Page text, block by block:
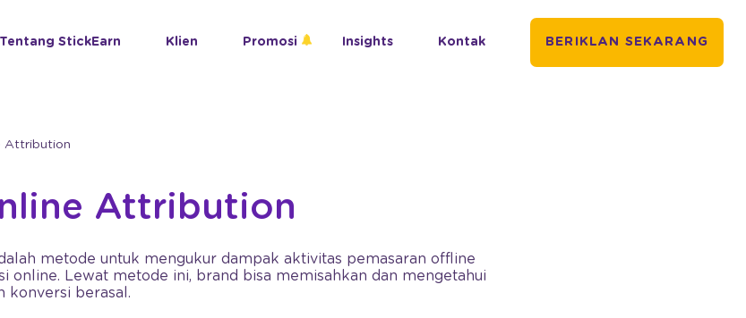
Tentang StickEarn Klien Promosi Insights Kontak BERIKLAN SEKARANG
Attribution
Attribution
metode untuk mengukur dampak aktivitas pemasaran offline
online. Lewat metode ini, brand bisa memisahkan dan mengetahui
konversi berasal.